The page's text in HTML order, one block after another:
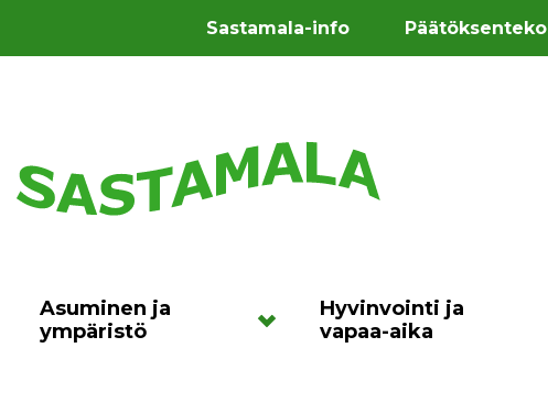
Sastamala-info Päätöksenteko
Asuminen ja
ympäristö
Hyvinvointi ja
vapaa-aika